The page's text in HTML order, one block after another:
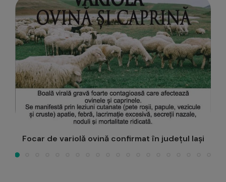
ADIS Iași a aprobat delegarea serviciului de